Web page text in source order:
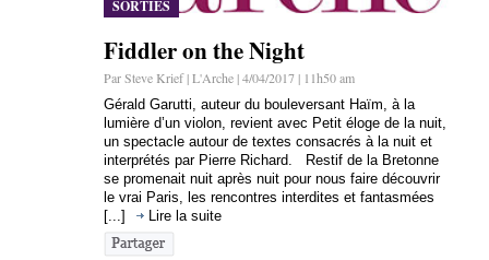
SORTIES
Fiddler on the Night
Par Steve Krief | L'Arche | 4/04/2017 | 11h50 am
Gérald Garutti, auteur du bouleversant Haïm, à la
lumière d’un violon, revient avec Petit éloge de la nuit,
un spectacle autour de textes consacrés à la nuit et
interprétés par Pierre Richard. Restif de la Bretonne
se promenait nuit après nuit pour nous faire découvrir
le vrai Paris, les rencontres interdites et fantasmées
[...]
Lire la suite